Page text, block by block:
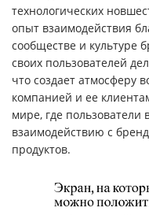
технологических
опыт взаимодействия
сообществе и культуре
своих пользователей
что создает атмосферу
компанией и ее
мире, где пользователи
взаимодействию с
продуктов.